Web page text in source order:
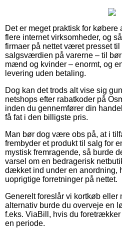
Det er meget praktisk for købere
flere internet virksomheder, og
firmaer på nettet været presset
salgsværdien på varerne – til
mænd og kvinder – enormt, og
levering uden betaling.
Dog kan det trods alt vise sig
netshops efter rabatkoder på
inden du gennemfører din
få fat i den billigste pris.
Man bør dog være obs på, at i
frembyder et produkt til salg for
mystisk fremragende, så burde
varsel om en bedragerisk
dækket ind under en anordning,
uoprigtige forretninger på nettet.
Generelt foreslår vi kortkøb eller
alternativ burde du overveje en
f.eks. ViaBill, hvis du
en periode.